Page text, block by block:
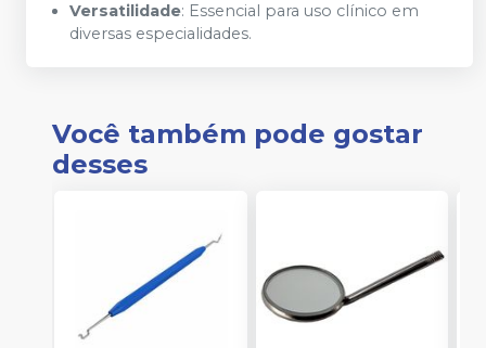
Versatilidade: Essencial para uso clínico em
diversas especialidades.
Você também pode gostar
desses